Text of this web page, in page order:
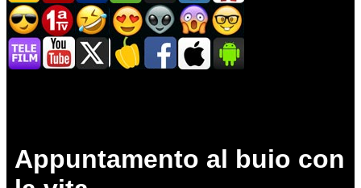
Appuntamento al buio con